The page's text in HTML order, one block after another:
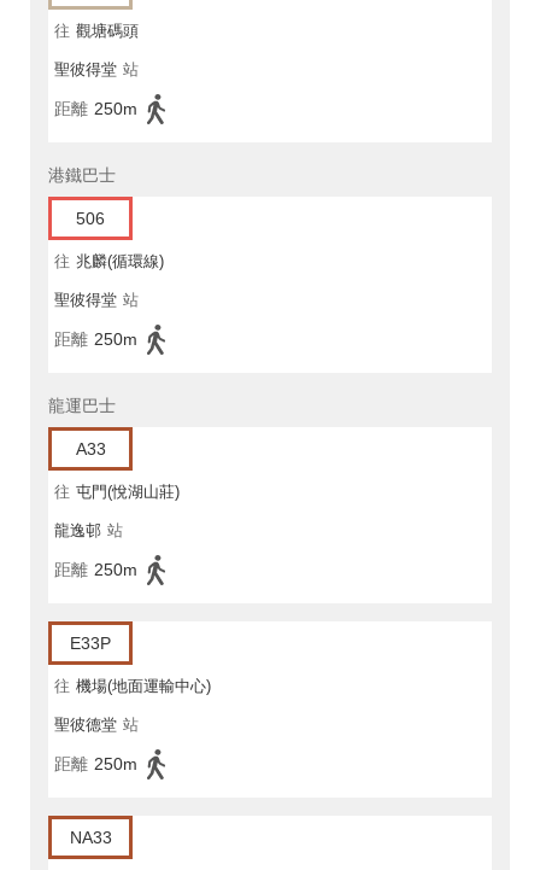
往 觀塘碼頭
聖彼得堂 站
距離 250m
港鐵巴士
506
往 兆麟(循環線)
聖彼得堂 站
距離 250m
龍運巴士
A33
往 屯門(悅湖山莊)
龍逸邨 站
距離 250m
E33P
往 機場(地面運輸中心)
聖彼德堂 站
距離 250m
NA33